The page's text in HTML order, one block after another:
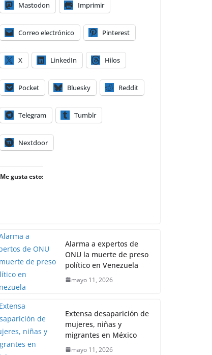
Mastodon Imprimir
Correo electrónico Pinterest
X LinkedIn Hilos
Pocket Bluesky Reddit
Telegram Tumblr
Nextdoor
Me gusta esto:
Alarma a expertos de
ONU la muerte de preso
político en Venezuela
mayo 11, 2026
Extensa desaparición de
mujeres, niñas y
migrantes en México
mayo 11, 2026